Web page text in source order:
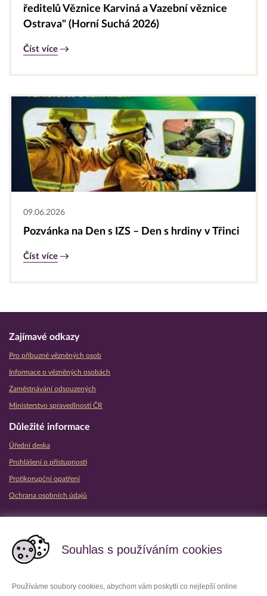
Souhlas s používáním cookies
Používáme soubory cookies, abychom vám poskytli co nejlepší online
ředitelů Věznice Karviná a Vazební věznice
Ostrava" (Horní Suchá 2026)
Číst více
09.06.2026
Pozvánka na Den s IZS – Den s hrdiny v Třinci
Číst více
Zajímavé odkazy
Pro příbuzné vězněných osob
Informace o vězněných osobách
Zaměstnávání odsouzených
Ministerstvo spravedlnosti ČR
Důležité informace
Úřední deska
Prohlášení o přístupnosti
Protikorupční opatření
Ochrana osobních údajů